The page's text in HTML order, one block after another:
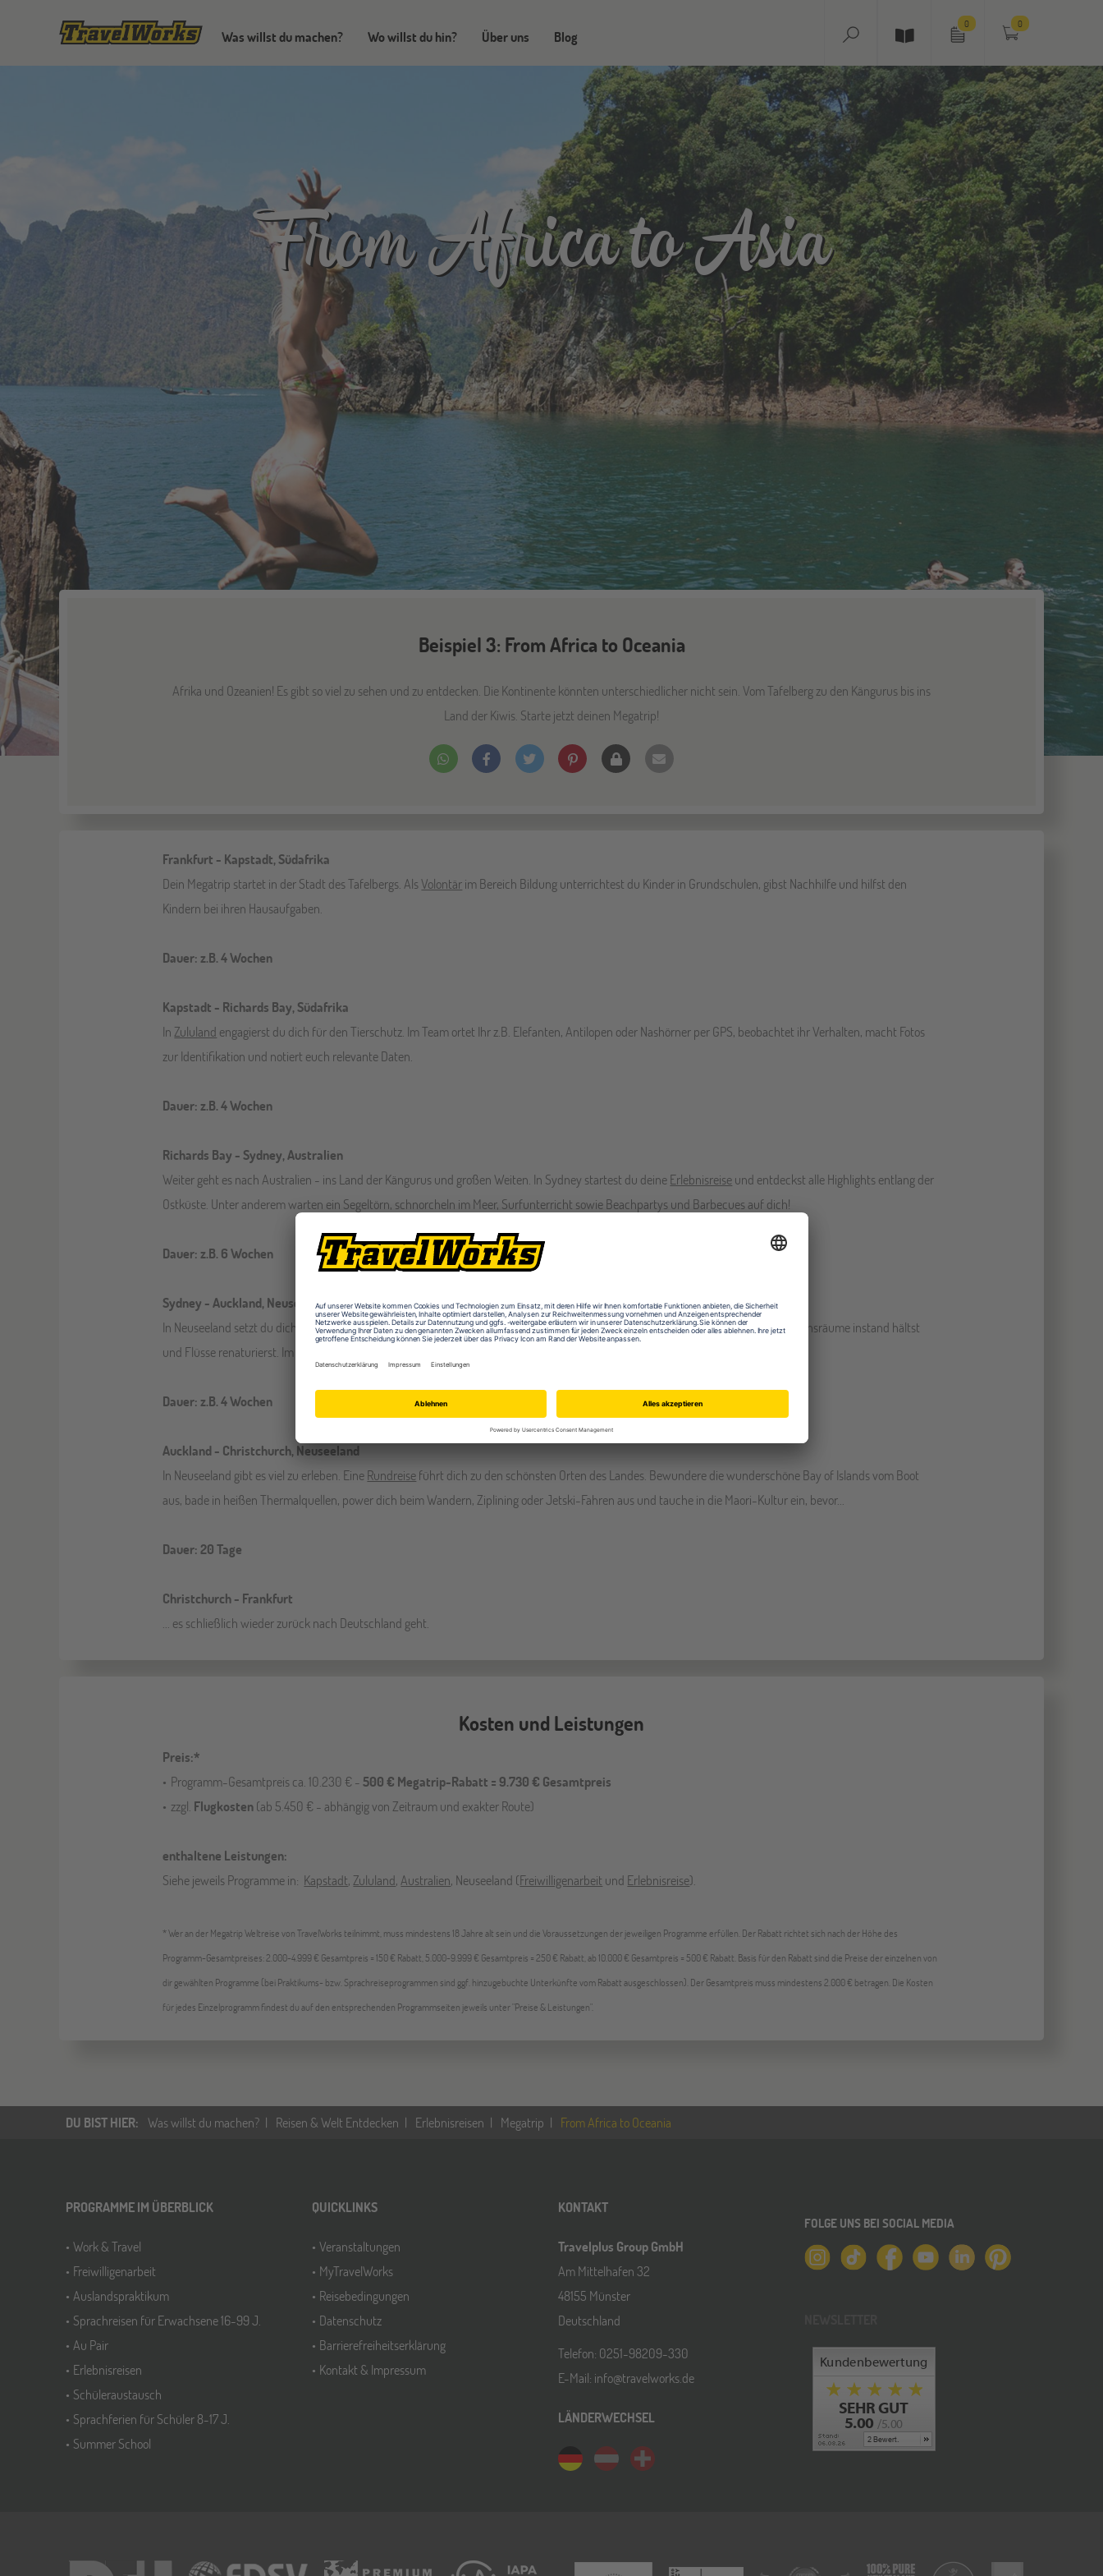
Was willst du machen? Wo willst du hin? Über uns Blog
0 0
From Africa to Asia
Beispiel 3: From Africa to Oceania
Afrika und Ozeanien! Es gibt so viel zu sehen und zu entdecken. Die Kontinente könnten unterschiedlicher nicht sein. Vom Tafelberg zu den Kängurus bis ins
Land der Kiwis. Starte jetzt deinen Megatrip!
Frankfurt - Kapstadt, Südafrika
Dein Megatrip startet in der Stadt des Tafelbergs. AlsVolontärim Bereich Bildung unterrichtest du Kinder in Grundschulen, gibst Nachhilfe und hilfst den
Kindern bei ihren Hausaufgaben.
Dauer: z.B. 4 Wochen
Kapstadt - Richards Bay, Südafrika
In Zululand engagierst du dich für den Tierschutz. Im Team ortet Ihr z.B. Elefanten, Antilopen oder Nashörner per GPS, beobachtet ihr Verhalten, macht Fotos
zur Identifikation und notiert euch relevante Daten.
Dauer: z.B. 4 Wochen
Richards Bay - Sydney, Australien
Weiter geht es nach Australien - ins Land der Kängurus und großen Weiten. In Sydney startest du deineErlebnisreiseund entdeckst alle Highlights entlang der
Ostküste. Unter anderem warten ein Segeltörn, schnorcheln im Meer, Surfunterricht sowie Beachpartys und Barbecues auf dich!
Dauer: z.B. 6 Wochen
Sydney - Auckland, Neuseeland
In Neuseeland setzt du dich für denUmweltschutzein, indem du zum Beispiel nicht-einheimische Pflanzen entfernst, tierische Lebensräume instand hältst
und Flüsse renaturierst. Im Anschluss an deinen freiwilligen Einsatz hast du noch etwas Zeit "Kiwi Country" zu entdecken.
Dauer: z.B. 4 Wochen
Auckland - Christchurch, Neuseeland
In Neuseeland gibt es viel zu erleben. EineRundreiseführt dich zu den schönsten Orten des Landes. Bewundere die wunderschöne Bay of Islands vom Boot
aus, bade in heißen Thermalquellen, power dich beim Wandern, Ziplining oder Jetski-Fahren aus und tauche in die Maori-Kultur ein, bevor...
Dauer: 20 Tage
Christchurch - Frankfurt
... es schließlich wieder zurück nach Deutschland geht.
Kosten und Leistungen
Preis:*
Programm-Gesamtpreis ca. 10.230 € -500 € Megatrip-Rabatt = 9.730 € Gesamtpreis
zzgl. Flugkosten(ab 5.450 € - abhängig von Zeitraum und exakter Route)
enthaltene Leistungen:
Siehe jeweils Programme in: Kapstadt, Zululand, Australien, Neuseeland (Freiwilligenarbeit und Erlebnisreise).
* Wer an der Megatrip Weltreise von TravelWorks teilnimmt, muss mindestens 18 Jahre alt sein und die Voraussetzungen der jeweiligen Programme erfüllen. Der Rabatt richtet sich nach der Höhe des
Programm-Gesamtpreises: 2.000-4.999 € Gesamtpreis = 150 € Rabatt, 5.000-9.999 € Gesamtpreis = 250 € Rabatt, ab 10.000 € Gesamtpreis = 500 € Rabatt. Basis für den Rabatt sind die Preise der einzelnen von
dir gewählten Programme (bei Praktikums- bzw. Sprachreiseprogrammen sind ggf. hinzugebuchte Unterkünfte vom Rabatt ausgeschlossen). Der Gesamtpreis muss mindestens 2.000 € betragen. Die Kosten
für jedes Einzelprogramm findest du auf den entsprechenden Programmseiten jeweils unter "Preise & Leistungen".
DU BIST HIER: Was willst du machen? Reisen & Welt Entdecken Erlebnisreisen Megatrip From Africa to Oceania
PROGRAMME IM ÜBERBLICK
Work & Travel
Freiwilligenarbeit
Auslandspraktikum
Sprachreisen für Erwachsene 16-99 J.
Au Pair
Erlebnisreisen
Schüleraustausch
Sprachferien für Schüler 8-17 J.
Summer School
QUICKLINKS
Veranstaltungen
MyTravelWorks
Reisebedingungen
Datenschutz
Barrierefreiheitserklärung
Kontakt & Impressum
KONTAKT
Travelplus Group GmbH
Am Mittelhafen 32
48155 Münster
Deutschland
Telefon: 0251-98209-330
E-Mail: info@travelworks.de
LÄNDERWECHSEL
FOLGE UNS BEI SOCIAL MEDIA